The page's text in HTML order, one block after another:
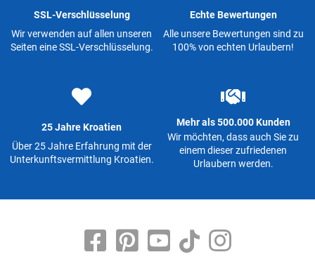
SSL-Verschlüsselung
Wir verwenden auf allen unseren
Seiten eine SSL-Verschlüsselung.
Echte Bewertungen
Alle unsere Bewertungen sind zu
100% von echten Urlaubern!
25 Jahre Kroatien
Über 25 Jahre Erfahrung mit der
Unterkunftsvermittlung Kroatien.
Mehr als 500.000 Kunden
Wir möchten, dass auch Sie zu
einem dieser zufriedenen
Urlaubern werden.